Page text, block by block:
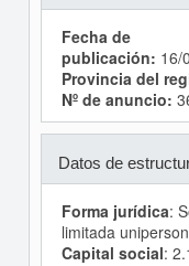
Fecha de
publicación: 16/
Provincia del
Nº de anuncio:
Datos de
Forma jurídica:
limitada
Capital social: